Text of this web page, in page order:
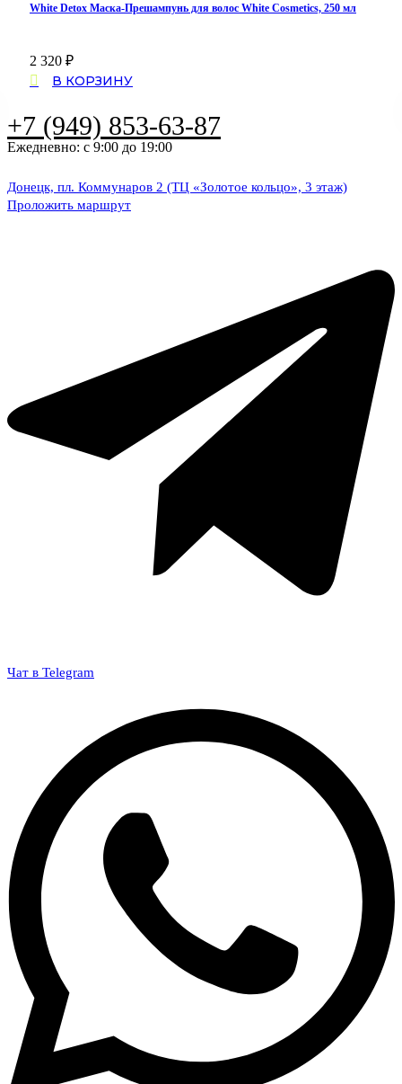
White Detox Маска-Прешампунь для волос White Cosmetics, 250 мл
2 320 ₽
В КОРЗИНУ
+7 (949) 853-63-87
Ежедневно: с 9:00 до 19:00
Донецк, пл. Коммунаров 2 (ТЦ «Золотое кольцо», 3 этаж)
Проложить маршрут
Чат в Telegram